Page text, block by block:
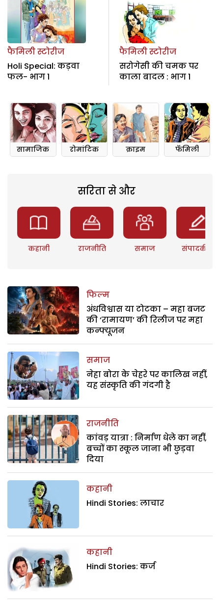
फैमिली स्टोरीज
Holi Special: कड़वा
फल- भाग 1
फैमिली स्टोरीज
सरोगेसी की चमक पर
काला बादल : भाग 1
सामाजिक रोमांटिक क्राइम फॅमिली
सरिता से और
कहानी राजनीति समाज संपादकीय
फिल्म
अंधविश्वास या टोटका – महा बजट
की ‘रामायण’ की रिलीज पर महा
कन्फ्यूजन
समाज
नेहा बोरा के चेहरे पर कालिख नहीं,
यह संस्कृति की गंदगी है
राजनीति
कांवड़ यात्रा : निर्माण धेले का नहीं,
बच्चों का स्कूल जाना भी छुड़वा
दिया
कहानी
Hindi Stories: लाचार
कहानी
Hindi Stories: कर्ज